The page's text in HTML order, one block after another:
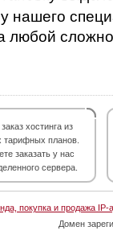
у нашего
любой
хостинга из
тарифных планов.
заказать у нас
сервера.
покупка и продажа IP-
Домен